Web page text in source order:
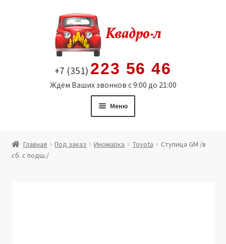
содержимому
+7 (351) 223 56 46
Ждём Ваших звонков с 9:00 до 21:00
Меню
Витрина
Главная Под заказ Иномарка Toyota
Ступица GM /в
сб. с подш./